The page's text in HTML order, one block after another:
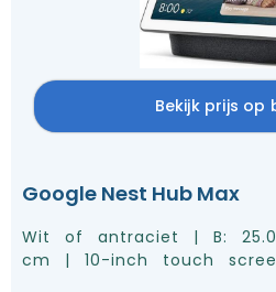
Bekijk prijs op
Google Nest Hub Max
Wit of antraciet | B:
cm | 10-inch touch